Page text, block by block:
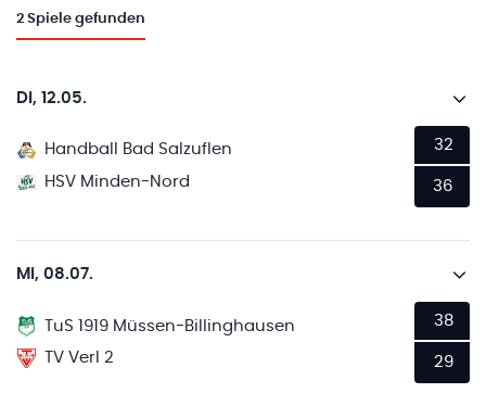
2 Spiele gefunden
Di, 12.05.
Handball Bad Salzuflen
HSV Minden-Nord
32
36
Mi, 08.07.
TuS 1919 Müssen-Billinghausen
TV Verl 2
38
29